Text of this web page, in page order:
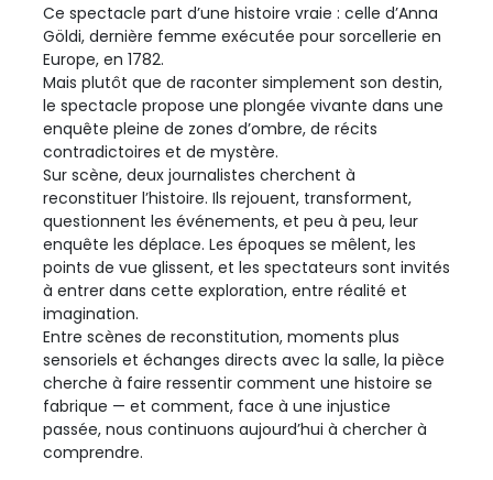
Ce spectacle part d’une histoire vraie : celle d’Anna
Göldi, dernière femme exécutée pour sorcellerie en
Europe, en 1782.
Mais plutôt que de raconter simplement son destin,
le spectacle propose une plongée vivante dans une
enquête pleine de zones d’ombre, de récits
contradictoires et de mystère.
Sur scène, deux journalistes cherchent à
reconstituer l’histoire. Ils rejouent, transforment,
questionnent les événements, et peu à peu, leur
enquête les déplace. Les époques se mêlent, les
points de vue glissent, et les spectateurs sont invités
à entrer dans cette exploration, entre réalité et
imagination.
Entre scènes de reconstitution, moments plus
sensoriels et échanges directs avec la salle, la pièce
cherche à faire ressentir comment une histoire se
fabrique — et comment, face à une injustice
passée, nous continuons aujourd’hui à chercher à
comprendre.